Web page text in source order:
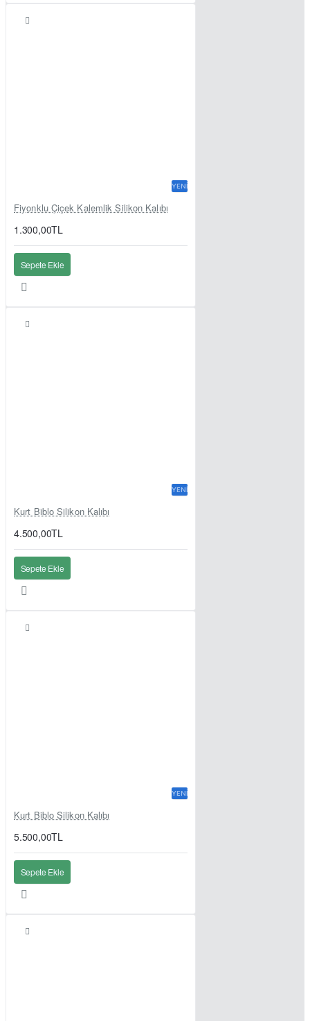
YENI
Fiyonklu Çiçek Kalemlik Silikon Kalıbı
1.300,00TL
Sepete Ekle
YENI
Kurt Biblo Silikon Kalıbı
4.500,00TL
Sepete Ekle
YENI
Kurt Biblo Silikon Kalıbı
5.500,00TL
Sepete Ekle